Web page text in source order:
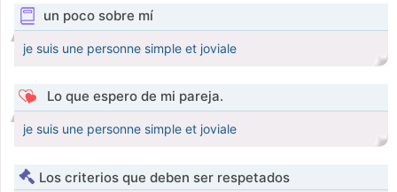
un poco sobre mí
je suis une personne simple et joviale
Lo que espero de mi pareja.
je suis une personne simple et joviale
Los criterios que deben ser respetados